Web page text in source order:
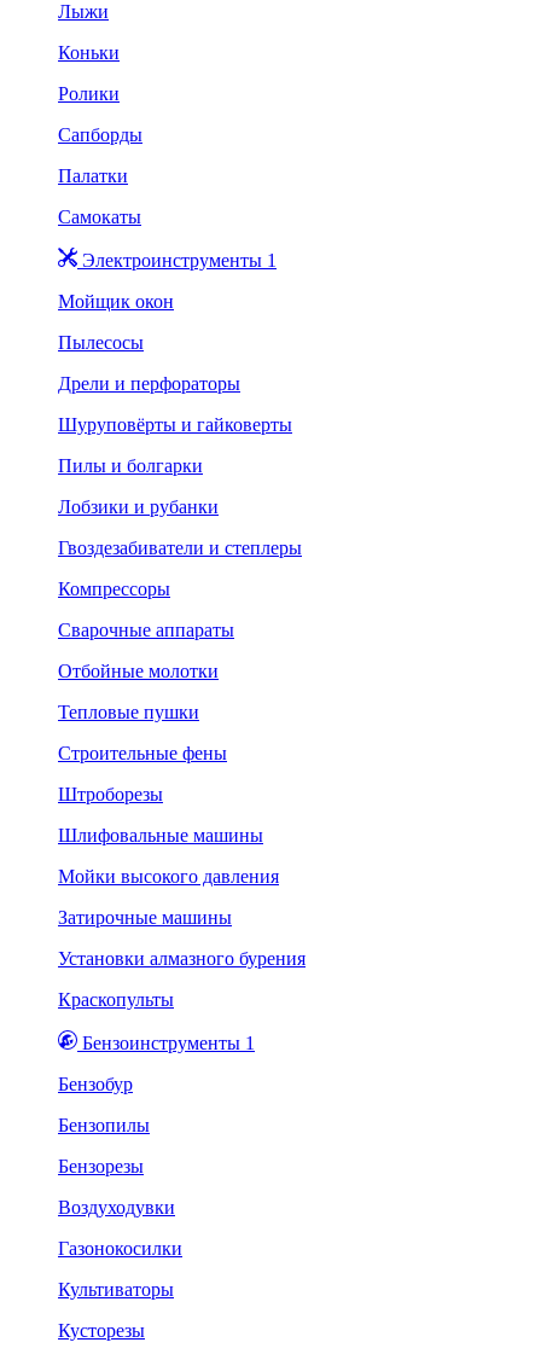
Лыжи
Коньки
Ролики
Сапборды
Палатки
Самокаты
Электроинструменты 1
Мойщик окон
Пылесосы
Дрели и перфораторы
Шуруповёрты и гайковерты
Пилы и болгарки
Лобзики и рубанки
Гвоздезабиватели и степлеры
Компрессоры
Сварочные аппараты
Отбойные молотки
Тепловые пушки
Строительные фены
Штроборезы
Шлифовальные машины
Мойки высокого давления
Затирочные машины
Установки алмазного бурения
Краскопульты
Бензоинструменты 1
Бензобур
Бензопилы
Бензорезы
Воздуходувки
Газонокосилки
Культиваторы
Кусторезы